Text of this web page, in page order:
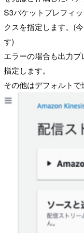
S3バケットプレフィ
クスを指定します。(
す)
エラーの場合も出力
指定します。
その他はデフォルトで